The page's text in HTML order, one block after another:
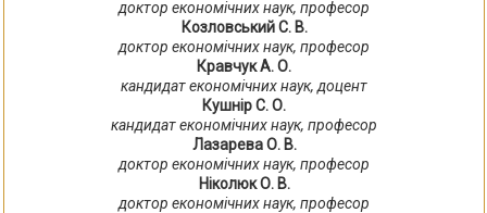
доктор економічних наук, професор
Козловський С. В.
доктор економічних наук, професор
Кравчук А. О.
кандидат економічних наук, доцент
Кушнір С. О.
кандидат економічних наук, професор
Лазарева О. В.
доктор економічних наук, професор
Ніколюк О. В.
доктор економічних наук, професор